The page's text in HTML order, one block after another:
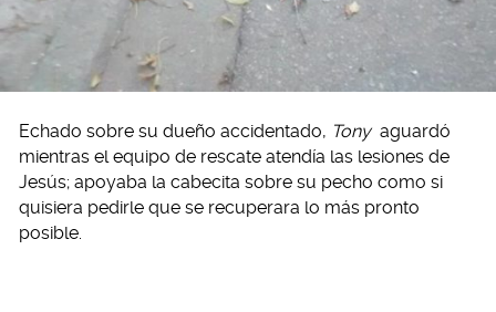
Echado sobre su dueño accidentado, Tony aguardó
mientras el equipo de rescate atendía las lesiones de
Jesús; apoyaba la cabecita sobre su pecho como si
quisiera pedirle que se recuperara lo más pronto
posible.